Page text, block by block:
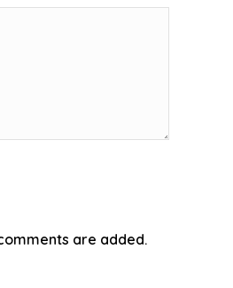
are added.